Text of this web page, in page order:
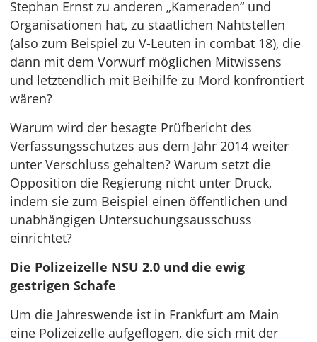
Stephan Ernst zu anderen „Kameraden“ und
Organisationen hat, zu staatlichen Nahtstellen
(also zum Beispiel zu V-Leuten in combat 18), die
dann mit dem Vorwurf möglichen Mitwissens
und letztendlich mit Beihilfe zu Mord konfrontiert
wären?
Warum wird der besagte Prüfbericht des
Verfassungsschutzes aus dem Jahr 2014 weiter
unter Verschluss gehalten? Warum setzt die
Opposition die Regierung nicht unter Druck,
indem sie zum Beispiel einen öffentlichen und
unabhängigen Untersuchungsausschuss
einrichtet?
Die Polizeizelle NSU 2.0 und die ewig
gestrigen Schafe
Um die Jahreswende ist in Frankfurt am Main
eine Polizeizelle aufgeflogen, die sich mit der